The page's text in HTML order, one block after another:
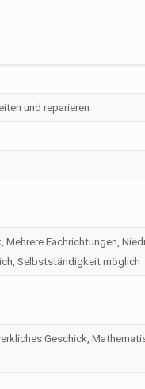
und reparieren
Fachrichtungen,
Selbstständigkeit möglich
Geschick,